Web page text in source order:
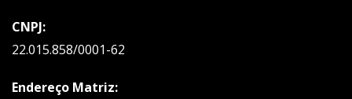
CNPJ:
22.015.858/0001-62
Endereço Matriz: